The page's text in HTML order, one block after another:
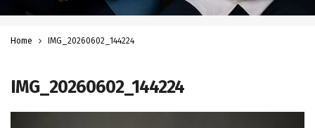
Home IMG_20260602_144224
IMG_20260602_144224